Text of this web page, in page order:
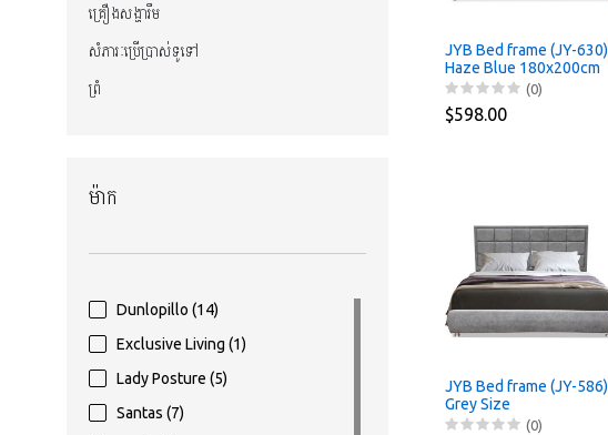
គ្រឿងសង្ហារឹម
សំភារៈប្រើប្រាស់ទូទៅ
ព្រំ
ម៉ាក
Dunlopillo (14)
Exclusive Living (1)
Lady Posture (5)
Santas (7)
JYB Bed frame (JY-630)
Haze Blue 180x200cm
(0)
$598.00
JYB Bed frame (JY-586)
Grey Size
(0)